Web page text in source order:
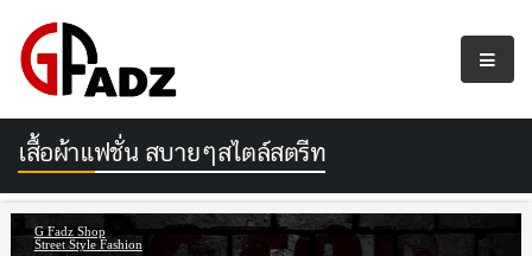
เสื้อผ้าแฟชั่น สบายๆสไตล์สตรีท
G Fadz Shop
Street Style Fashion